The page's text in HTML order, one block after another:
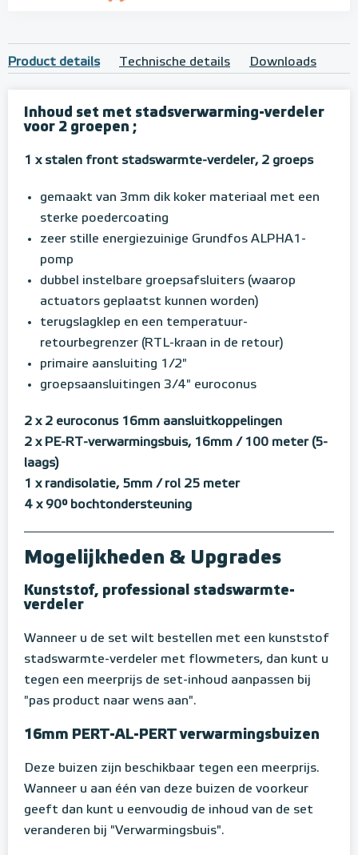
Product details Technische details Downloads
Inhoud set met stadsverwarming-verdeler
voor 2 groepen ;
1 x stalen front stadswarmte-verdeler, 2 groeps
gemaakt van 3mm dik koker materiaal met een
sterke poedercoating
zeer stille energiezuinige Grundfos ALPHA1-
pomp
dubbel instelbare groepsafsluiters (waarop
actuators geplaatst kunnen worden)
terugslagklep en een temperatuur-
retourbegrenzer (RTL-kraan in de retour)
primaire aansluiting 1/2"
groepsaansluitingen 3/4" euroconus
2 x 2 euroconus 16mm aansluitkoppelingen
2 x PE-RT-verwarmingsbuis, 16mm / 100 meter (5-
laags)
1 x randisolatie, 5mm / rol 25 meter
4 x 90° bochtondersteuning
Mogelijkheden & Upgrades
Kunststof, professional stadswarmte-
verdeler
Wanneer u de set wilt bestellen met een kunststof
stadswarmte-verdeler met flowmeters, dan kunt u
tegen een meerprijs de set-inhoud aanpassen bij
"pas product naar wens aan".
16mm PERT-AL-PERT verwarmingsbuizen
Deze buizen zijn beschikbaar tegen een meerprijs.
Wanneer u aan één van deze buizen de voorkeur
geeft dan kunt u eenvoudig de inhoud van de set
veranderen bij "Verwarmingsbuis".